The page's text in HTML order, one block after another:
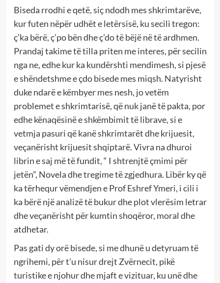
Biseda rrodhi e qetë, siç ndodh mes shkrimtarëve,
kur futen nëpër udhët e letërsisë, ku secili tregon:
ç’ka bërë, ç’po bën dhe ç’do të bëjë në të ardhmen.
Prandaj takime të tilla priten me interes, për secilin
nga ne, edhe kur ka kundërshti mendimesh, si pjesë
e shëndetshme e çdo bisede mes miqsh. Natyrisht
duke ndarë e këmbyer mes nesh, jo vetëm
problemet e shkrimtarisë, që nuk janë të pakta, por
edhe kënaqësinë e shkëmbimit të librave, si e
vetmja pasuri që kanë shkrimtarët dhe krijuesit,
veçanërisht krijuesit shqiptarë. Vivra na dhuroi
librin e saj më të fundit, “ I shtrenjtë çmimi për
jetën”, Novela dhe tregime të zgjedhura. Libër ky që
ka tërhequr vëmendjen e Prof Eshref Ymeri, i cili i
ka bërë një analizë të bukur dhe plot vlerësim letrar
dhe veçanërisht për kumtin shoqëror, moral dhe
atdhetar.
Pas gati dy orë bisede, si me dhunë u detyruam të
ngrihemi, për t’u nisur drejt Zvërnecit, pikë
turistike e njohur dhe mjaft e vizituar, ku unë dhe